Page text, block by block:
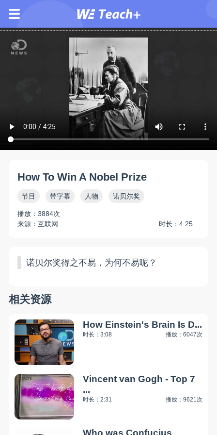
How To Win A Nobel Prize
节目 带字幕 人物 诺贝尔奖
播放：3884次
来源：互联网
时长：4:25
诺贝尔奖得之不易，为何不易呢？
相关资源
How Einstein's Brain Is D...
时长：3:08 播放：6047次
Vincent van Gogh - Top 7
...
时长：2:31 播放：9621次